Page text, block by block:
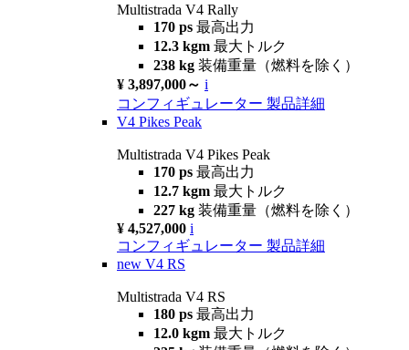
Multistrada V4 Rally
170 ps 最高出力
12.3 kgm 最大トルク
238 kg 装備重量（燃料を除く）
¥ 3,897,000～ i
コンフィギュレーター 製品詳細
V4 Pikes Peak
Multistrada V4 Pikes Peak
170 ps 最高出力
12.7 kgm 最大トルク
227 kg 装備重量（燃料を除く）
¥ 4,527,000 i
コンフィギュレーター 製品詳細
new V4 RS
Multistrada V4 RS
180 ps 最高出力
12.0 kgm 最大トルク